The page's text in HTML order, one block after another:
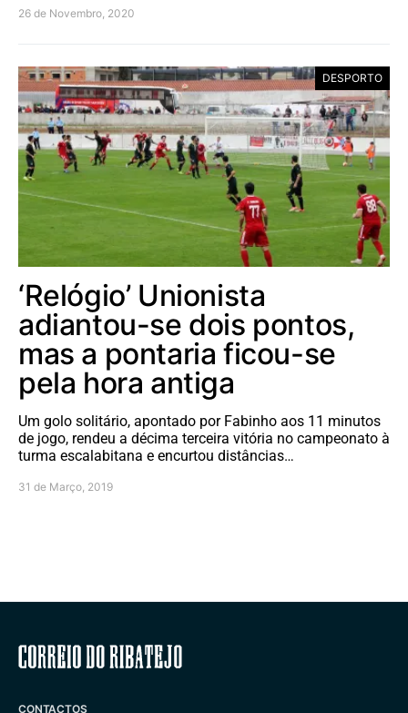
26 de Novembro, 2020
DESPORTO
‘Relógio’ Unionista
adiantou-se dois pontos,
mas a pontaria ficou-se
pela hora antiga
Um golo solitário, apontado por Fabinho aos 11 minutos
de jogo, rendeu a décima terceira vitória no campeonato à
turma escalabitana e encurtou distâncias…
31 de Março, 2019
Correio do Ribatejo
CONTACTOS